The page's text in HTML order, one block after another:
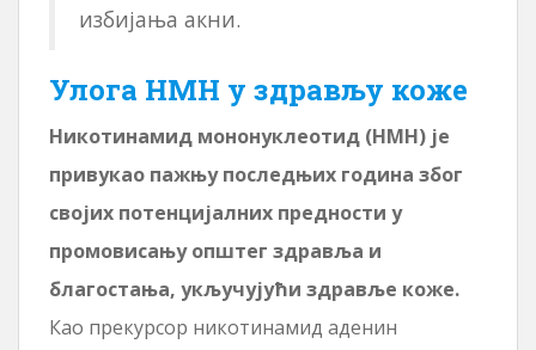
избијања акни.
Улога НМН у здрављу коже
Никотинамид мононуклеотид (НМН) је
привукао пажњу последњих година због
својих потенцијалних предности у
промовисању општег здравља и
благостања, укључујући здравље коже.
Као прекурсор никотинамид аденин